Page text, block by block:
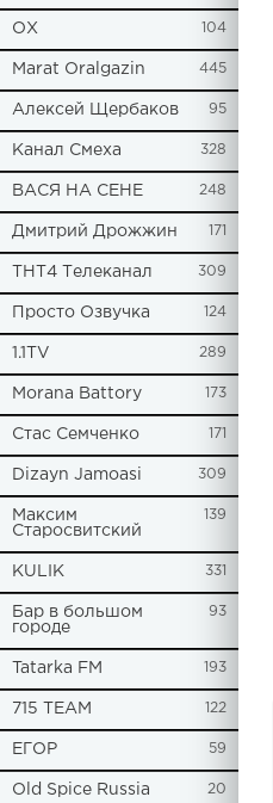
ОХ 104
Marat Oralgazin 445
Алексей Щербаков 95
Канал Смеха 328
ВАСЯ НА СЕНЕ 248
Дмитрий Дрожжин 171
ТНТ4 Телеканал 309
Просто Озвучка 124
1.1TV 289
Morana Battory 173
Стас Семченко 171
Dizayn Jamoasi 309
Максим
Старосвитский
139
KULIK 331
Бар в большом
городе
93
Tatarka FM 193
715 TEAM 122
ЕГОР 59
Old Spice Russia 20